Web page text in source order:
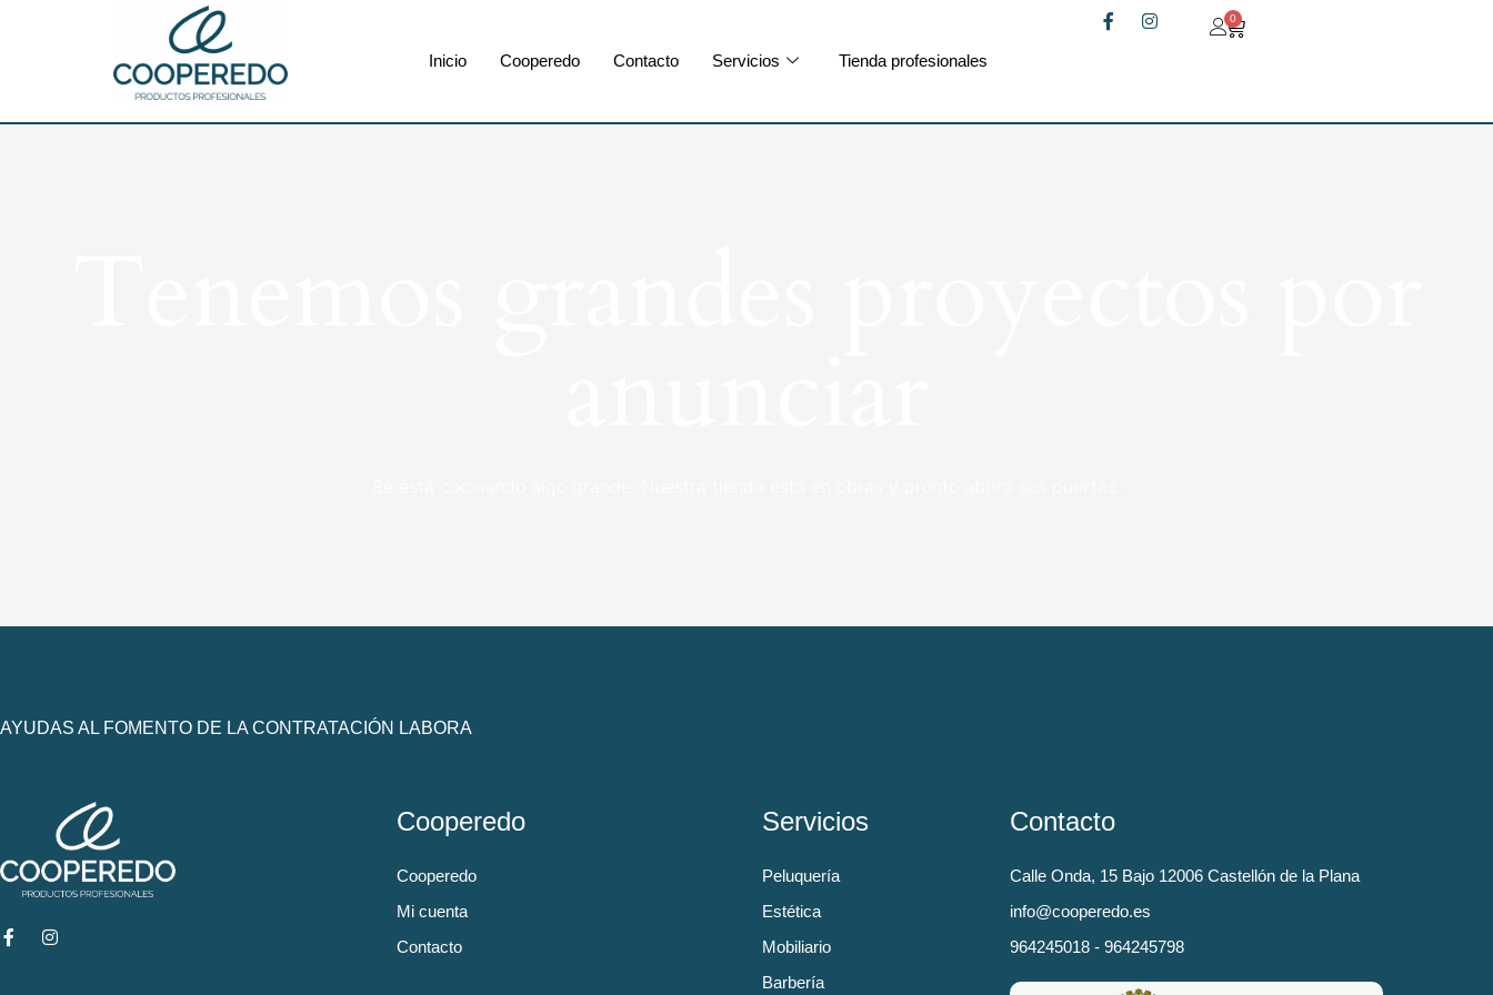
Inicio Cooperedo Contacto Servicios Tienda profesionales
0
AYUDAS AL FOMENTO DE LA CONTRATACIÓN LABORA
Cooperedo
Cooperedo
Mi cuenta
Contacto
Servicios
Peluquería
Estética
Mobiliario
Barbería
Contacto
Calle Onda, 15 Bajo 12006 Castellón de la Plana
info@cooperedo.es
964245018 - 964245798